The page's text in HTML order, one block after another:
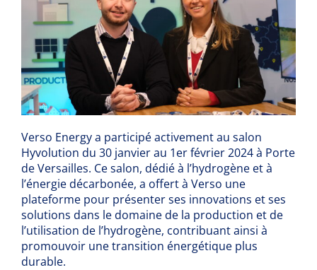
Verso Energy a participé activement au salon
Hyvolution du 30 janvier au 1er février 2024 à Porte
de Versailles. Ce salon, dédié à l’hydrogène et à
l’énergie décarbonée, a offert à Verso une
plateforme pour présenter ses innovations et ses
solutions dans le domaine de la production et de
l’utilisation de l’hydrogène, contribuant ainsi à
promouvoir une transition énergétique plus
durable.